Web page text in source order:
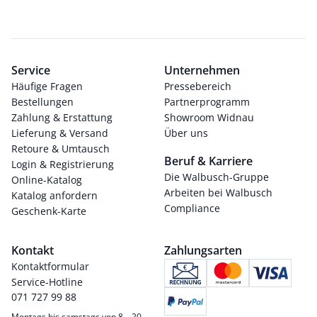
Service
Häufige Fragen
Bestellungen
Zahlung & Erstattung
Lieferung & Versand
Retoure & Umtausch
Login & Registrierung
Online-Katalog
Katalog anfordern
Geschenk-Karte
Unternehmen
Pressebereich
Partnerprogramm
Showroom Widnau
Über uns
Beruf & Karriere
Die Walbusch-Gruppe
Arbeiten bei Walbusch
Compliance
Kontakt
Kontaktformular
Service-Hotline
071 727 99 88
Zahlungsarten